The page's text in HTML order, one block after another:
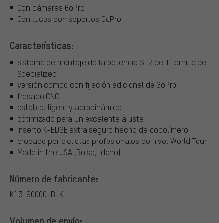
Con cámaras GoPro
Con luces con soportes GoPro
Características:
sistema de montaje de la potencia SL7 de 1 tornillo de
Specialized
versión combo con fijación adicional de GoPro
fresado CNC
estable, ligero y aerodinámico
optimizado para un excelente ajuste
inserto K-EDGE extra seguro hecho de copolímero
probado por ciclistas profesionales de nivel World Tour
Made in the USA (Boise, Idaho)
Número de fabricante:
K13-9000C-BLK
Volumen de envío: